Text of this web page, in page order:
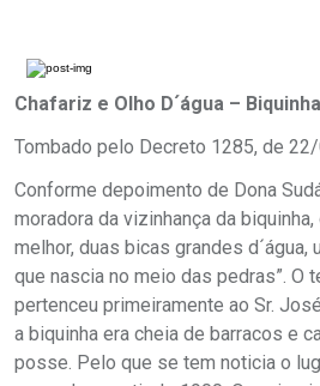
Chafariz e Olho D´água – Biquinha
Tombado pelo Decreto 1285, de
Conforme depoimento de Dona
moradora da vizinhança da
melhor, duas bicas grandes d´água,
que nascia no meio das pedras”. O
pertenceu primeiramente ao Sr.
a biquinha era cheia de barracos e
posse. Pelo que se tem noticia o